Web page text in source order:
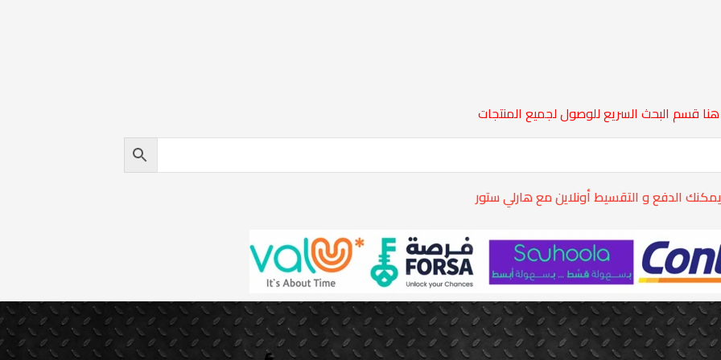
هنا قسم البحث السريع للوصول لجميع المنتجات
يمكنك الدفع و التقسيط أونلاين مع هارلي ستور